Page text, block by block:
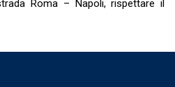
Roma – Napoli, rispettare il